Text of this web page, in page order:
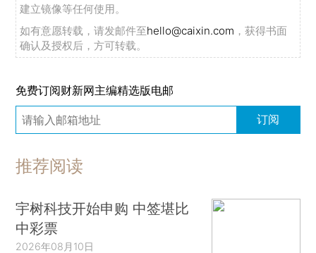
建立镜像等任何使用。
如有意愿转载，请发邮件至hello@caixin.com ，获得书面
确认及授权后，方可转载。
免费订阅财新网主编精选版电邮
订阅
推荐阅读
宇树科技开始申购 中签堪比
中彩票
2026年08月10日